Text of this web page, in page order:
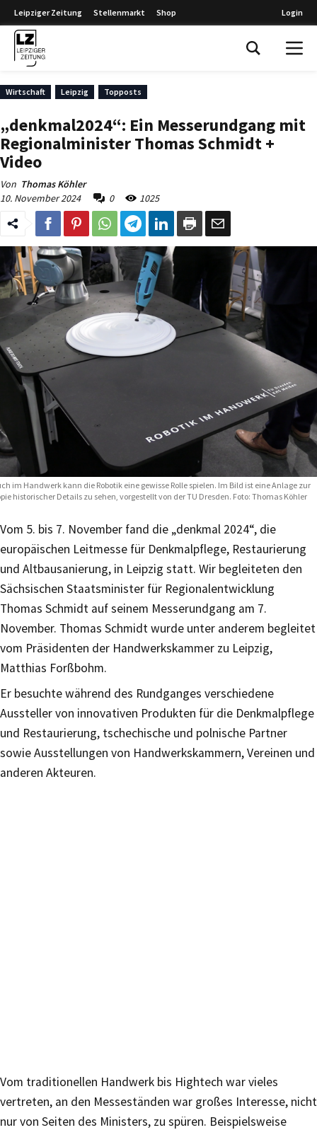
Leipziger Zeitung Stellenmarkt Shop Login
Wirtschaft Leipzig Topposts
„denkmal2024“: Ein Messerundgang mit
Regionalminister Thomas Schmidt +
Video
Von Thomas Köhler
10. November 2024
0 1025
im Handwerk kann die Robotik eine gewisse Rolle spielen. Im Bild ist eine Anlage zur
historischer Details zu sehen, vorgestellt von der TU Dresden. Foto: Thomas Köhler
Vom 5. bis 7. November fand die „denkmal 2024“, die
europäischen Leitmesse für Denkmalpflege, Restaurierung
und Altbausanierung, in Leipzig statt. Wir begleiteten den
Sächsischen Staatsminister für Regionalentwicklung
Thomas Schmidt auf seinem Messerundgang am 7.
November. Thomas Schmidt wurde unter anderem begleitet
vom Präsidenten der Handwerkskammer zu Leipzig,
Matthias Forßbohm.
Er besuchte während des Rundganges verschiedene
Aussteller von innovativen Produkten für die Denkmalpflege
und Restaurierung, tschechische und polnische Partner
sowie Ausstellungen von Handwerkskammern, Vereinen und
anderen Akteuren.
Vom traditionellen Handwerk bis Hightech war vieles
vertreten, an den Messeständen war großes Interesse, nicht
nur von Seiten des Ministers, zu spüren. Beispielsweise